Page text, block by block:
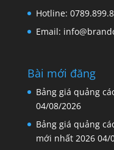
Hotline:
Email:
Bài mới đăng
Bảng giá quảng
04/08/2026
Bảng giá quảng
mới nhất 2026 04/